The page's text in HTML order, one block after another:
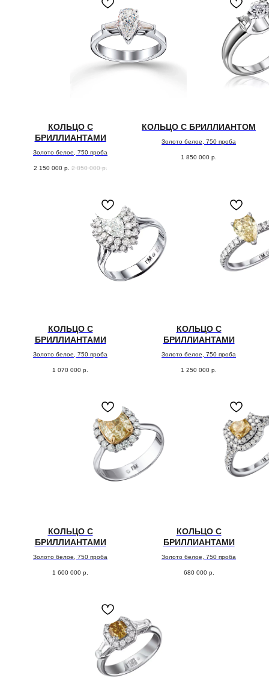
КОЛЬЦО С
БРИЛЛИАНТАМИ
Золото белое, 750 проба
2 150 000 р. 2 850 000 р.
КОЛЬЦО С БРИЛЛИАНТОМ
Золото белое, 750 проба
1 850 000 р.
КОЛЬЦО С
БРИЛЛИАНТАМИ
Золото белое, 750 проба
1 070 000 р.
КОЛЬЦО С
БРИЛЛИАНТАМИ
Золото белое, 750 проба
1 250 000 р.
КОЛЬЦО С
БРИЛЛИАНТАМИ
Золото белое, 750 проба
1 600 000 р.
КОЛЬЦО С
БРИЛЛИАНТАМИ
Золото белое, 750 проба
680 000 р.
Заполните форму, и мы свяжемся с Вами,
чтобы назначить онлайн или офлайн встречу.
ПОДБЕРЕМ
УКРАШЕНИЕ
Поможем с подбором украшения из коллекции или
обсудим детали изготовления эксклюзивного